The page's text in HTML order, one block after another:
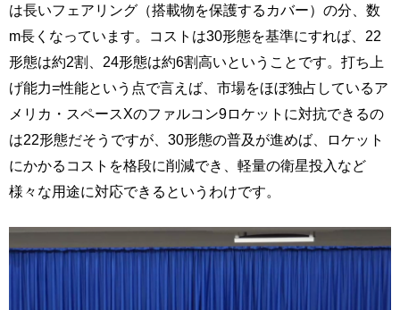
は長いフェアリング（搭載物を保護するカバー）の分、数
m長くなっています。コストは30形態を基準にすれば、22
形態は約2割、24形態は約6割高いということです。打ち上
げ能力=性能という点で言えば、市場をほぼ独占しているア
メリカ・スペースXのファルコン9ロケットに対抗できるの
は22形態だそうですが、30形態の普及が進めば、ロケット
にかかるコストを格段に削減でき、軽量の衛星投入など
様々な用途に対応できるというわけです。